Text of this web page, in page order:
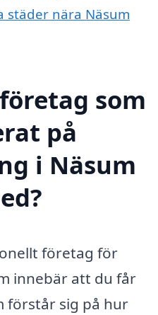
städer nära Näsum
som
på
i Näsum
företag för
innebär att du får
förstår sig på hur